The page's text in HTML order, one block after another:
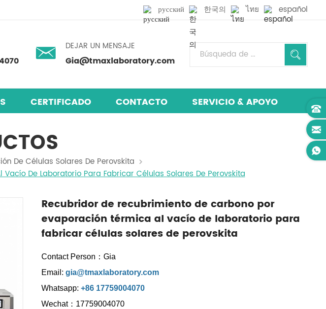
русский 한국의 ไทย español
DEJAR UN MENSAJE
Gia@tmaxlaboratory.com
CERTIFICADO CONTACTO SERVICIO & APOYO
De Células Solares De Perovskita
De Laboratorio Para Fabricar Células Solares De Perovskita
Recubridor de recubrimiento de carbono por
evaporación térmica al vacío de laboratorio para
fabricar células solares de perovskita
Contact Person：Gia
Email: gia@tmaxlaboratory.com
Whatsapp:+86 17759004070
Wechat：17759004070